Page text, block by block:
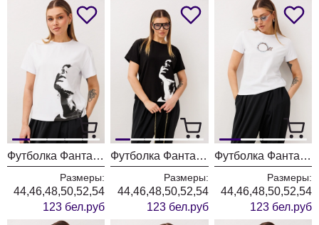
Футболка Фантазия Мод 5475 белая
Размеры:
44,46,48,50,52,54
123 бел.руб
Футболка Фантазия Мод 5475 черная
Размеры:
44,46,48,50,52,54
123 бел.руб
Футболка Фантазия Мод 5479 белая
Размеры:
44,46,48,50,52,54
123 бел.руб